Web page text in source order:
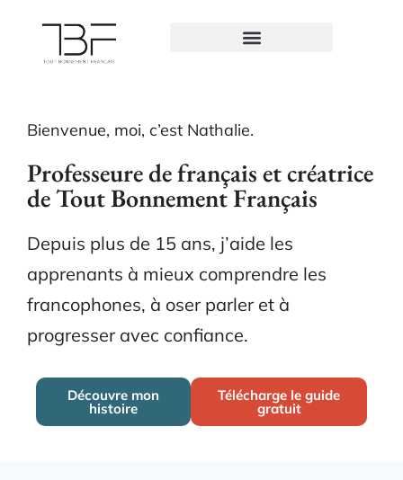
Bienvenue, moi, c’est Nathalie.
Professeure de français et créatrice
de Tout Bonnement Français
Depuis plus de 15 ans, j’aide les
apprenants à mieux comprendre les
francophones, à oser parler et à
progresser avec confiance.
Découvre mon
histoire
Télécharge le guide
gratuit